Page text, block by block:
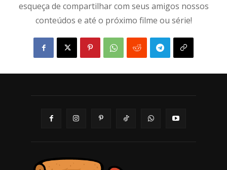
esqueça de compartilhar com seus amigos nossos
conteúdos e até o próximo filme ou série!